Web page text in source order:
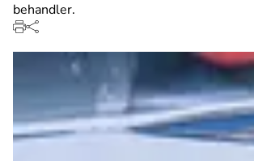
behandler.